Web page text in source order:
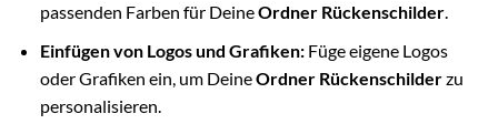
passenden Farben für DeineOrdner Rückenschilder.
Einfügen von Logos und Grafiken:Füge eigene Logos
oder Grafiken ein, um DeineOrdner Rückenschilderzu
personalisieren.